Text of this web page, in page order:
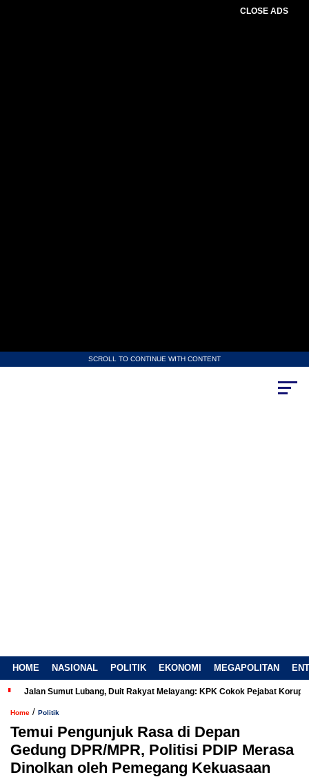
CLOSE ADS
SCROLL TO CONTINUE WITH CONTENT
HOME NASIONAL POLITIK EKONOMI MEGAPOLITAN
Jalan Sumut Lubang, Duit Rakyat Melayang: KPK Cokok Pejabat Korup
Home / Politik
Temui Pengunjuk Rasa di Depan
Gedung DPR/MPR, Politisi PDIP Merasa
Dinolkan oleh Pemegang Kekuasaan